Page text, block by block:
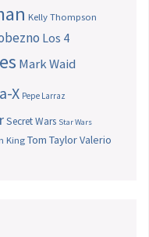
Kelly Thompson
Los 4
Mark Waid
X Pepe Larraz
Secret Wars Star Wars
King Tom TaylorValerio